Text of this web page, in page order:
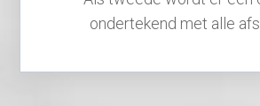
ondertekend met alle